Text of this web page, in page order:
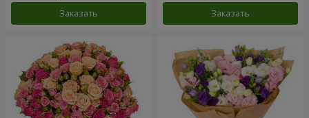
Заказать Заказать